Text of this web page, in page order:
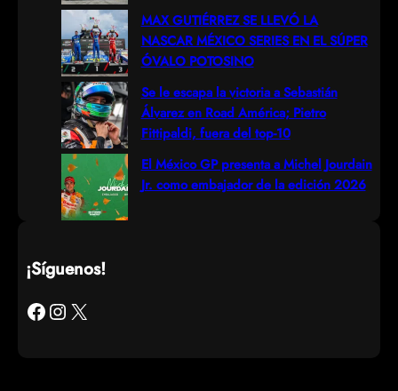
MAX GUTIÉRREZ SE LLEVÓ LA
NASCAR MÉXICO SERIES EN EL SÚPER
ÓVALO POTOSINO
Se le escapa la victoria a Sebastián
Álvarez en Road América; Pietro
Fittipaldi, fuera del top-10
El México GP presenta a Michel Jourdain
Jr. como embajador de la edición 2026
¡Síguenos!
Facebook Instagram X